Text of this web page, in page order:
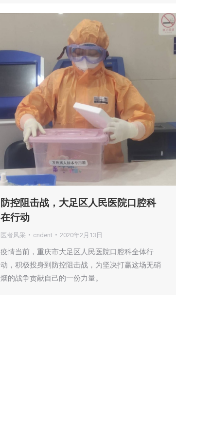
防控阻击战，大足区人民医院口腔科
在行动
医者风采 cndent 2020年2月13日
疫情当前，重庆市大足区人民医院口腔科全体行
动，积极投身到防控阻击战，为坚决打赢这场无硝
烟的战争贡献自己的一份力量。